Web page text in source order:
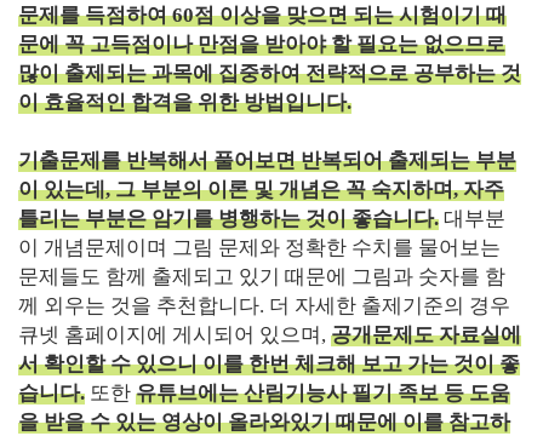
문제를 득점하여 60점 이상을 맞으면 되는 시험이기 때
문에 꼭 고득점이나 만점을 받아야 할 필요는 없으므로
많이 출제되는 과목에 집중하여 전략적으로 공부하는 것
이 효율적인 합격을 위한 방법입니다.
기출문제를 반복해서 풀어보면 반복되어 출제되는 부분
이 있는데, 그 부분의 이론 및 개념은 꼭 숙지하며, 자주
틀리는 부분은 암기를 병행하는 것이 좋습니다. 대부분
이 개념문제이며 그림 문제와 정확한 수치를 물어보는
문제들도 함께 출제되고 있기 때문에 그림과 숫자를 함
께 외우는 것을 추천합니다. 더 자세한 출제기준의 경우
큐넷 홈페이지에 게시되어 있으며, 공개문제도 자료실에
서 확인할 수 있으니 이를 한번 체크해 보고 가는 것이 좋
습니다. 또한 유튜브에는 산림기능사 필기 족보 등 도움
을 받을 수 있는 영상이 올라와있기 때문에 이를 참고하